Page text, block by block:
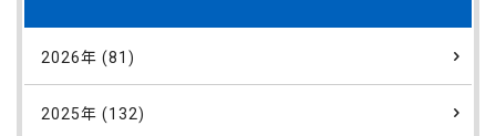
2026年 (81)
2025年 (132)